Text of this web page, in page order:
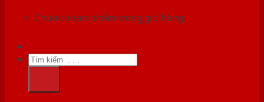
Chưa có sản phẩm trong giỏ hàng.
Tìm
kiếm: